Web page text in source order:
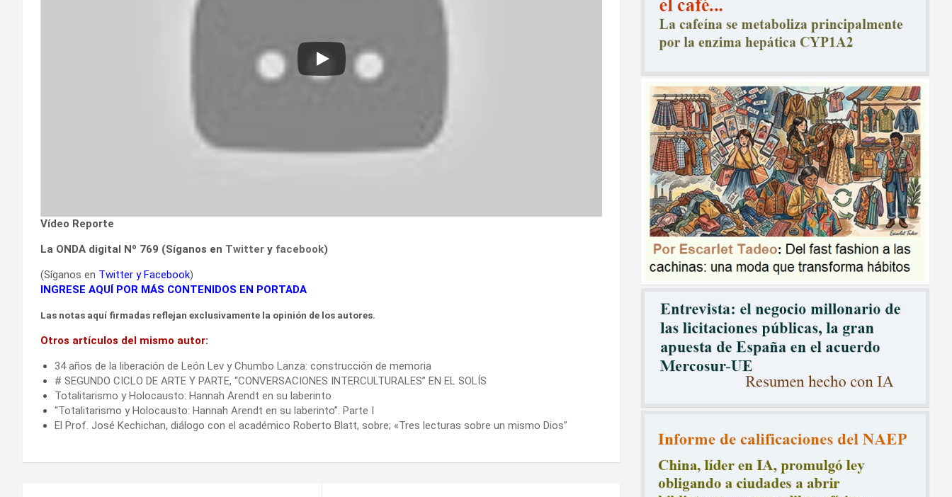
Vídeo Reporte
La ONDA digital Nº 769 (Síganos en Twitter y facebook)
(Síganos en Twitter yFacebook)
INGRESE AQUÍ POR MÁS CONTENIDOS EN PORTADA
Las notas aquí firmadas reflejan exclusivamente la opinión de los autores.
Otros artículos del mismo autor:
34 años de la liberación de León Lev y Chumbo Lanza: construcción de memoria
# SEGUNDO CICLO DE ARTE Y PARTE, “CONVERSACIONES INTERCULTURALES” EN EL SOLÍS
Totalitarismo y Holocausto: Hannah Arendt en su laberinto
“Totalitarismo y Holocausto: Hannah Arendt en su laberinto”. Parte I
El Prof. José Kechichan, diálogo con el académico Roberto Blatt, sobre; «Tres lecturas sobre un mismo Dios”